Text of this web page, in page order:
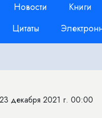
Новости Книги
Цитаты
23 декабря 2021 г. 00:00